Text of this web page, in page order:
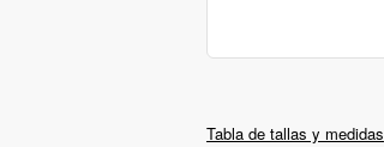
Tabla de tallas y medidas